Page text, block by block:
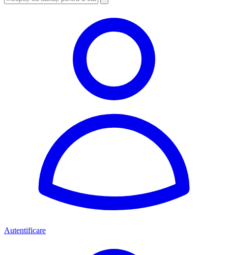
Autentificare